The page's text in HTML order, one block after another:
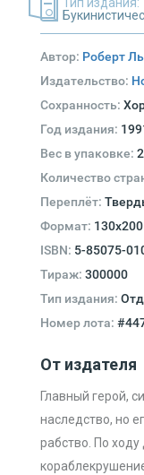
Тип издания:
Автор: Роберт
Издательство:
Сохранность:
Год издания:
Вес в упаковке:
Количество
Переплёт:
Формат:
ISBN: 5-85075-
Тираж: 300000
Тип издания:
Номер лота:
От издателя
Главный герой,
наследство, но
рабство. По